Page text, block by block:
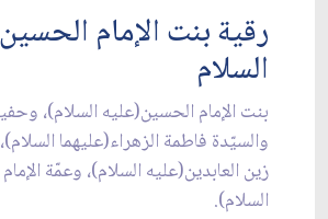
رقية بنت الإمام
السلام
بنت الإمام الحسين(عليه السلام)،
والسيّدة فاطمة الزهراء(عليهما
زين العابدين(عليه السلام)، وعمّة
السلام).